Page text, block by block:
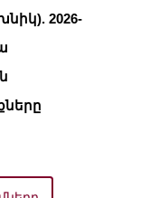
2026-